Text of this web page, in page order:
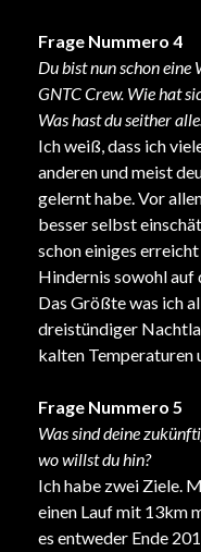
Frage Nummero 4
Du bist nun schon eine
GNTC Crew. Wie hat
Was hast du seither
Ich weiß, dass ich
anderen und meist
gelernt habe. Vor
besser selbst
schon einiges
Hindernis sowohl auf
Das Größte was ich
dreistündiger
kalten Temperaturen
Frage Nummero 5
Was sind deine
wo willst du hin?
Ich habe zwei Ziele.
einen Lauf mit 13km
es entweder Ende